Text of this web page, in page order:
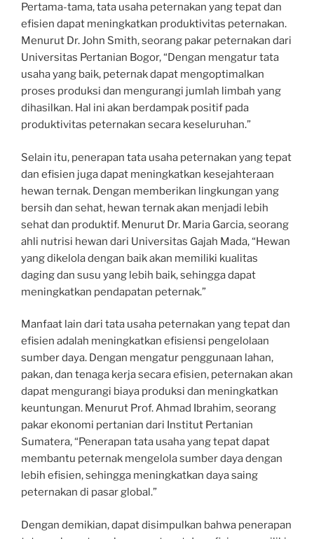
Pertama-tama, tata usaha peternakan yang tepat dan
efisien dapat meningkatkan produktivitas peternakan.
Menurut Dr. John Smith, seorang pakar peternakan dari
Universitas Pertanian Bogor, “Dengan mengatur tata
usaha yang baik, peternak dapat mengoptimalkan
proses produksi dan mengurangi jumlah limbah yang
dihasilkan. Hal ini akan berdampak positif pada
produktivitas peternakan secara keseluruhan.”
Selain itu, penerapan tata usaha peternakan yang tepat
dan efisien juga dapat meningkatkan kesejahteraan
hewan ternak. Dengan memberikan lingkungan yang
bersih dan sehat, hewan ternak akan menjadi lebih
sehat dan produktif. Menurut Dr. Maria Garcia, seorang
ahli nutrisi hewan dari Universitas Gajah Mada, “Hewan
yang dikelola dengan baik akan memiliki kualitas
daging dan susu yang lebih baik, sehingga dapat
meningkatkan pendapatan peternak.”
Manfaat lain dari tata usaha peternakan yang tepat dan
efisien adalah meningkatkan efisiensi pengelolaan
sumber daya. Dengan mengatur penggunaan lahan,
pakan, dan tenaga kerja secara efisien, peternakan akan
dapat mengurangi biaya produksi dan meningkatkan
keuntungan. Menurut Prof. Ahmad Ibrahim, seorang
pakar ekonomi pertanian dari Institut Pertanian
Sumatera, “Penerapan tata usaha yang tepat dapat
membantu peternak mengelola sumber daya dengan
lebih efisien, sehingga meningkatkan daya saing
peternakan di pasar global.”
Dengan demikian, dapat disimpulkan bahwa penerapan